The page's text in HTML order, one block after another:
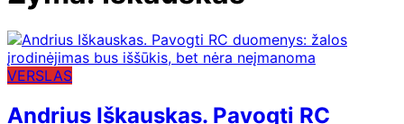
VERSLAS
Andrius Iškauskas. Pavogti RC